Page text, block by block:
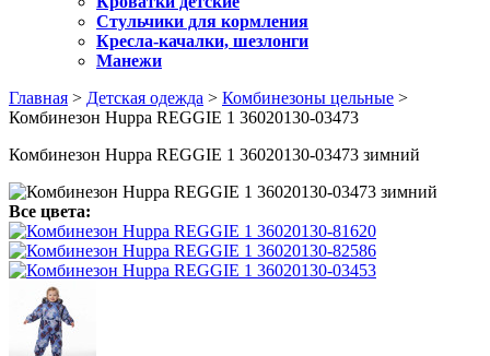
Стульчики для кормления
Кресла-качалки, шезлонги
Манежи
Главная > Детская одежда > Комбинезоны цельные >
Комбинезон Huppa REGGIE 1 36020130-03473
Комбинезон Huppa REGGIE 1 36020130-03473 зимний
Все цвета: